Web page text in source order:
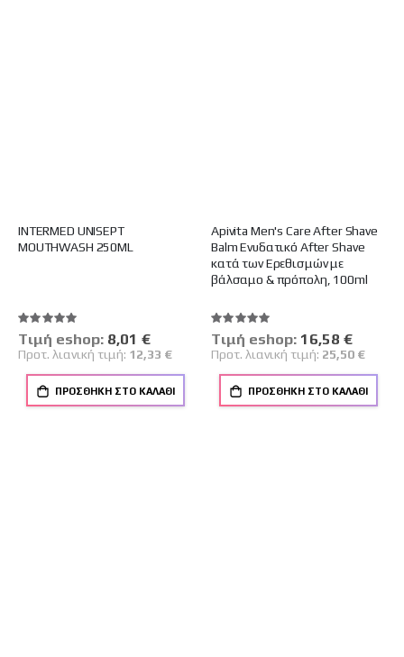
INTERMED UNISEPT
MOUTHWASH 250ML
Βαθμολογία:
100%
Tιμή eshop: Ειδική
Τιμή
8,01 €
Προτ. λιανική τιμή: 12,33 €
ΠΡΟΣΘΉΚΗ ΣΤΟ ΚΑΛΆΘΙ
Apivita Men's Care After Shave
Balm Ενυδατικό After Shave
κατά των Ερεθισμών με
βάλσαμο & πρόπολη, 100ml
Βαθμολογία:
100%
Tιμή eshop: Ειδική
Τιμή
16,58 €
Προτ. λιανική τιμή: 25,50 €
ΠΡΟΣΘΉΚΗ ΣΤΟ ΚΑΛΆΘΙ